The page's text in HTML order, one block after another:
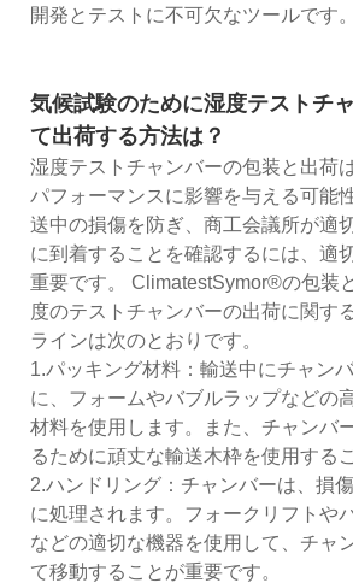
開発とテストに不可欠なツールです。
気候試験のために湿度テストチ
て出荷する方法は？
湿度テストチャンバーの包装と出荷
パフォーマンスに影響を与える可能
送中の損傷を防ぎ、商工会議所が適
に到着することを確認するには、適
重要です。 ClimatestSymor®の包装
度のテストチャンバーの出荷に関す
ラインは次のとおりです。
1.パッキング材料：輸送中に​​チャン
に、フォームやバブルラップなどの
材料を使用します。また、チャンバ
るために頑丈な輸送木枠を使用する
2.ハンドリング：チャンバーは、損
に処理されます。フォークリフトや
などの適切な機器を使用して、チャ
て移動することが重要です。